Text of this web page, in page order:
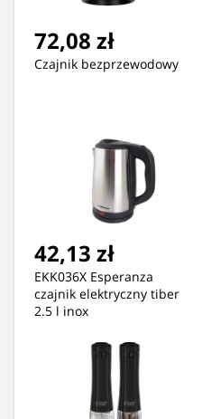
72,08 zł
Czajnik bezprzewodowy
42,13 zł
EKK036X Esperanza
czajnik elektryczny tiber
2.5 l inox